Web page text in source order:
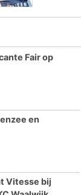
Fair op
en
Vitesse bij